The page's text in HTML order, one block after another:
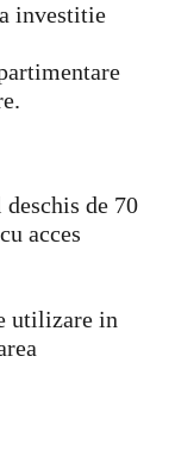
investitie
de 70
acces
utilizare in